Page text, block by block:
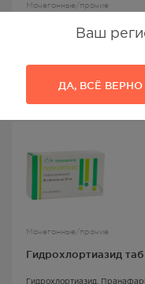
Ваш
ДА, ВСЁ ВЕРНО
Мочегонные/прочие
Гипотиазид таб 25мг
97.00Р
Мочегонные/прочие
Гидрохлортиазид
Гидрохлортиазид,